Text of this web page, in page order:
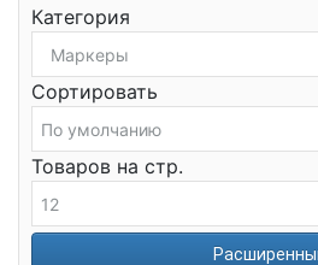
Категория
Сортировать
Товаров на стр.